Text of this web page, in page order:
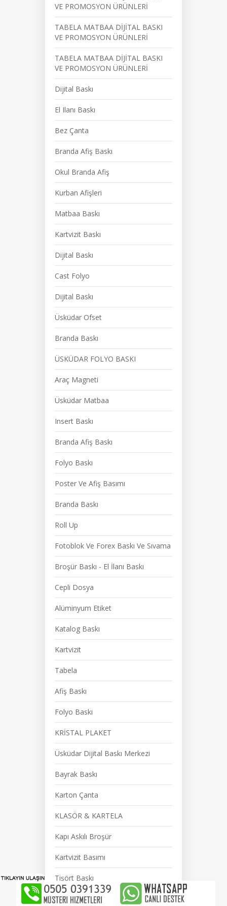
VE PROMOSYON ÜRÜNLERİ
TABELA MATBAA DİJİTAL BASKI
VE PROMOSYON ÜRÜNLERİ
TABELA MATBAA DİJİTAL BASKI
VE PROMOSYON ÜRÜNLERİ
Dijital Baskı
El Ilanı Baskı
Bez Çanta
Branda Afiş Baskı
Okul Branda Afiş
Kurban Afişleri
Matbaa Baskı
Kartvizit Baskı
Dijital Baskı
Cast Folyo
Dijital Baskı
Üsküdar Ofset
Branda Baskı
ÜSKÜDAR FOLYO BASKI
Araç Magneti
Üsküdar Matbaa
Insert Baskı
Branda Afiş Baskı
Folyo Baskı
Poster Ve Afiş Basımı
Branda Baskı
Roll Up
Fotoblok Ve Forex Baskı Ve Sıvama
Broşür Baskı - El İlanı Baskı
Cepli Dosya
Alüminyum Etiket
Katalog Baskı
Kartvizit
Tabela
Afiş Baskı
Folyo Baskı
KRİSTAL PLAKET
Üsküdar Dijital Baskı Merkezi
Bayrak Baskı
Karton Çanta
KLASÖR & KARTELA
Kapı Askılı Broşür
Kartvizit Basımı
Tişört Baskı
Matbaa